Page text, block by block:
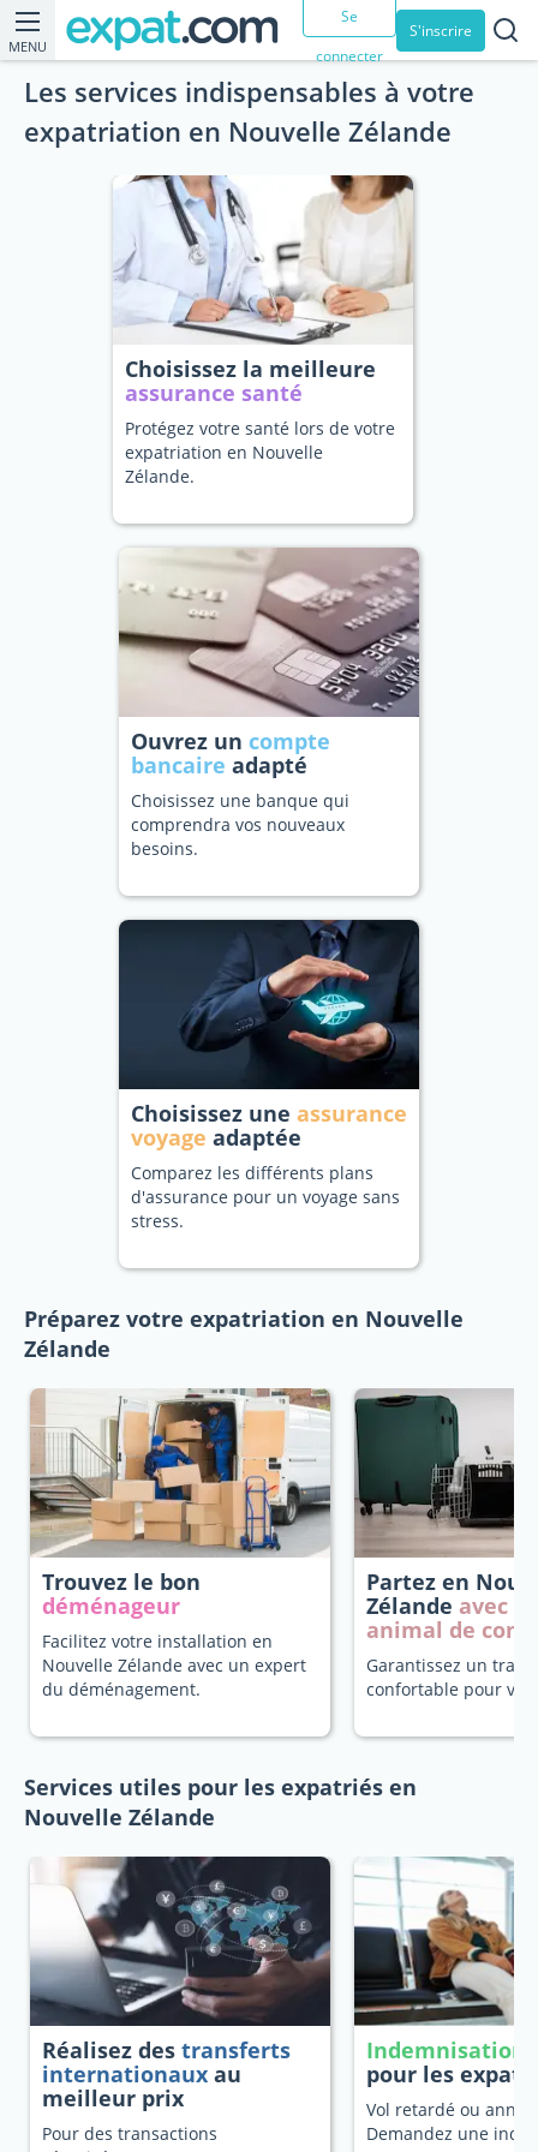
MENU
Se
connecter
S'inscrire
Les services indispensables à votre
expatriation en Nouvelle Zélande
Choisissez la meilleure
assurance santé
Protégez votre santé lors de votre
expatriation en Nouvelle
Zélande.
Ouvrez un compte
bancaire adapté
Choisissez une banque qui
comprendra vos nouveaux
besoins.
Choisissez une assurance
voyage adaptée
Comparez les différents plans
d'assurance pour un voyage sans
stress.
Préparez votre expatriation en Nouvelle
Zélande
Trouvez le bon
déménageur
Facilitez votre installation en
Nouvelle Zélande avec un expert
du déménagement.
Partez en
Zélande avec
animal de
Garantissez un
confortable pour
Services utiles pour les expatriés en
Nouvelle Zélande
Réalisez des transferts
internationaux au
meilleur prix
Pour des transactions
Indemnisation
pour les
Vol retardé ou
Demandez une